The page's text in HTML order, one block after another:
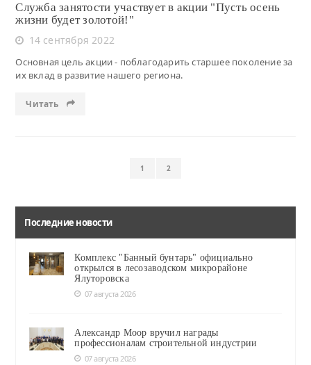
Служба занятости участвует в акции "Пусть осень
жизни будет золотой!"
14 сентября 2022
Основная цель акции - поблагодарить старшее поколение за
их вклад в развитие нашего региона.
Читать
1 2
Последние новости
Комплекс "Банный бунтарь" официально
открылся в лесозаводском микрорайоне
Ялуторовска
07 августа 2026
Александр Моор вручил награды
профессионалам строительной индустрии
07 августа 2026